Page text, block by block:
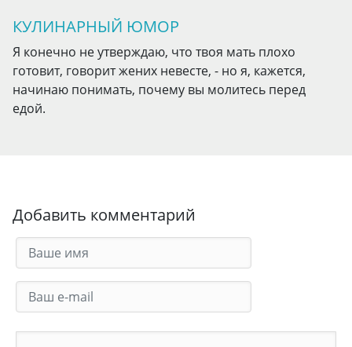
КУЛИНАРНЫЙ ЮМОР
Я конечно не утверждаю, что твоя мать плохо
готовит, говорит жених невесте, - но я, кажется,
начинаю понимать, почему вы молитесь перед
едой.
Добавить комментарий